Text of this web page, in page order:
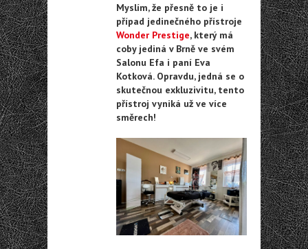
Myslím, že přesně to je i
případ jedinečného přístroje
Wonder Prestige, který má
coby jediná v Brně ve svém
Salonu Efa i paní Eva
Kotková. Opravdu, jedná se o
skutečnou exkluzivitu, tento
přístroj vyniká už ve více
směrech!